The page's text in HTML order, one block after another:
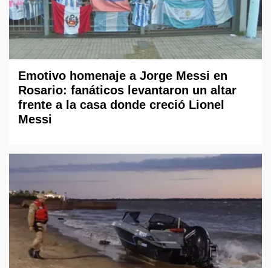
Emotivo homenaje a Jorge Messi en
Rosario: fanáticos levantaron un altar
frente a la casa donde creció Lionel
Messi